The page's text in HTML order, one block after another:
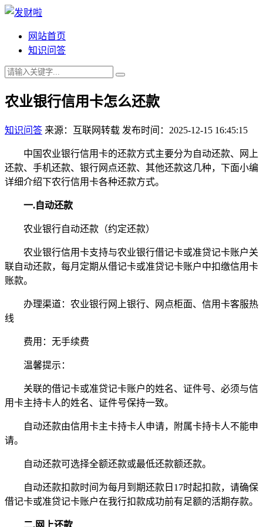
网站首页
知识问答
农业银行信用卡怎么还款
知识问答 来源：互联网转载 发布时间：2025-12-15 16:45:15
中国农业银行信用卡的还款方式主要分为自动还款、网上
还款、手机还款、银行网点还款、其他还款这几种，下面小编
详细介绍下农行信用卡各种还款方式。
一.自动还款
农业银行自动还款（约定还款）
农业银行信用卡支持与农业银行借记卡或准贷记卡账户关
联自动还款，每月定期从借记卡或准贷记卡账户中扣缴信用卡
账款。
办理渠道：农业银行网上银行、网点柜面、信用卡客服热
线
费用：无手续费
温馨提示：
关联的借记卡或准贷记卡账户的姓名、证件号、必须与信
用卡主持卡人的姓名、证件号保持一致。
自动还款由信用卡主卡持卡人申请，附属卡持卡人不能申
请。
自动还款可选择全额还款或最低还款额还款。
自动还款扣款时间为每月到期还款日17时起扣款，请确保
借记卡或准贷记卡账户在我行扣款成功前有足额的活期存款。
二.网上还款